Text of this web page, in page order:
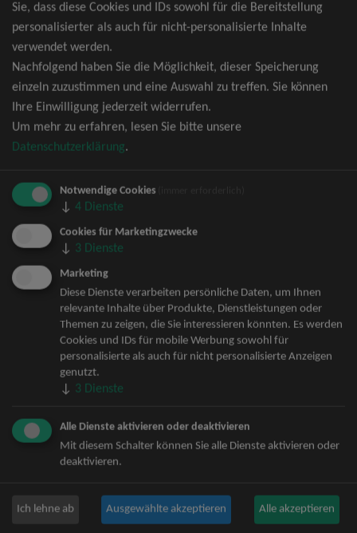
TOP-Events
André Rieu Tickets
David Garrett Tickets
Andrea Berg Tickets
Backstreet Boys Tickets
Unheilig Tickets
Santiano Tickets
Bryan Adams Tickets
Andreas Gabalier Tickets
Die Fantastischen Vier Tickets
Herbert Grönemeyer Tickets
Deep Purple Tickets
Howard Carpendale Tickets
Jan Delay & Disko No.1 Tickets
Pur Tickets
Bob Dylan Tickets
Mark Forster Tickets
The Prodigy Tickets
Niedeckens BAP Tickets
Judas Priest Tickets
Trailerpark & Friends Tickets
Sie, dass diese Cookies und IDs sowohl für die Bereitstellung
personalisierter als auch für nicht-personalisierte Inhalte
verwendet werden.
Nachfolgend haben Sie die Möglichkeit, dieser Speicherung
einzeln zuzustimmen und eine Auswahl zu treffen. Sie können
Ihre Einwilligung jederzeit widerrufen.
Um mehr zu erfahren, lesen Sie bitte unsere
Datenschutzerklärung.
Notwendige Cookies
↓ 4 Dienste
Cookies für Marketingzwecke
↓ 3 Dienste
Marketing
Diese Dienste verarbeiten persönliche Daten, um Ihnen
relevante Inhalte über Produkte, Dienstleistungen oder
Themen zu zeigen, die Sie interessieren könnten. Es werden
Cookies und IDs für mobile Werbung sowohl für
personalisierte als auch für nicht personalisierte Anzeigen
genutzt.
↓ 3 Dienste
Alle Dienste aktivieren oder deaktivieren
Mit diesem Schalter können Sie alle Dienste aktivieren oder
deaktivieren.
Ich lehne ab Ausgewählte akzeptieren Alle akzeptieren